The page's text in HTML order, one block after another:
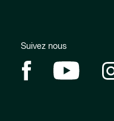
Suivez nous